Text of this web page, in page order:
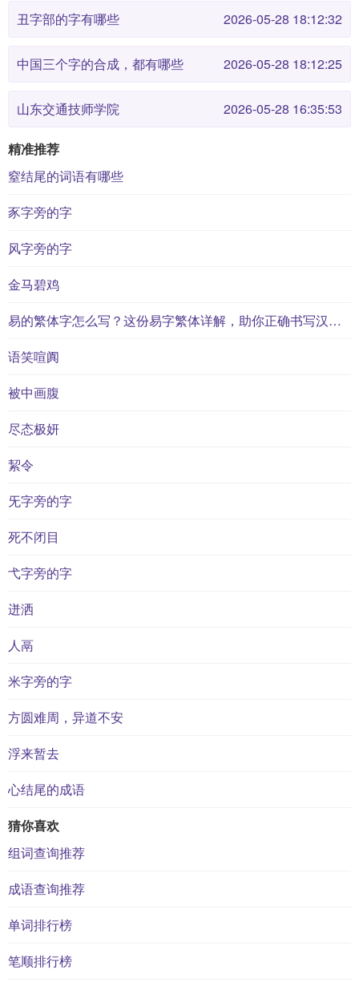
丑字部的字有哪些 2026-05-28 18:12:32
中国三个字的合成，都有哪些 2026-05-28 18:12:25
山东交通技师学院 2026-05-28 16:35:53
精准推荐
窒结尾的词语有哪些
豕字旁的字
风字旁的字
金马碧鸡
易的繁体字怎么写？这份易字繁体详解，助你正确书写汉字_汉字繁体学习
语笑喧阗
被中画腹
尽态极妍
絜令
旡字旁的字
死不闭目
弋字旁的字
迸洒
人鬲
米字旁的字
方圆难周，异道不安
浮来暂去
心结尾的成语
猜你喜欢
组词查询推荐
成语查询推荐
单词排行榜
笔顺排行榜